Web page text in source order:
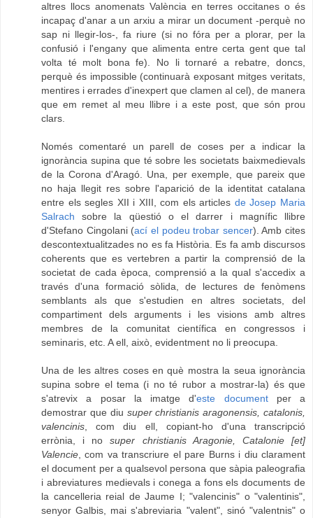
altres llocs anomenats València en terres occitanes o és
incapaç d'anar a un arxiu a mirar un document -perquè no
sap ni llegir-los-, fa riure (si no fóra per a plorar, per la
confusió i l'engany que alimenta entre certa gent que tal
volta té molt bona fe). No li tornaré a rebatre, doncs,
perquè és impossible (continuarà exposant mitges veritats,
mentires i errades d'inexpert que clamen al cel), de manera
que em remet al meu llibre i a este post, que són prou
clars.
Només comentaré un parell de coses per a indicar la
ignorància supina que té sobre les societats baixmedievals
de la Corona d'Aragó. Una, per exemple, que pareix que
no haja llegit res sobre l'aparició de la identitat catalana
entre els segles XII i XIII, com els articles de Josep Maria
Salrach sobre la qüestió o el darrer i magnífic llibre
d'Stefano Cingolani (ací el podeu trobar sencer). Amb cites
descontextualitzades no es fa Història. Es fa amb discursos
coherents que es vertebren a partir la comprensió de la
societat de cada època, comprensió a la qual s'accedix a
través d'una formació sòlida, de lectures de fenòmens
semblants als que s'estudien en altres societats, del
compartiment dels arguments i les visions amb altres
membres de la comunitat científica en congressos i
seminaris, etc. A ell, això, evidentment no li preocupa.
Una de les altres coses en què mostra la seua ignorància
supina sobre el tema (i no té rubor a mostrar-la) és que
s'atrevix a posar la imatge d'este documentper a
demostrar que diu super christianis aragonensis, catalonis,
valencinis, com diu ell, copiant-ho d'una transcripció
errònia, i nosuper christianis Aragonie, Catalonie [et]
Valencie, com va transcriure el pare Burns i diu clarament
el document per a qualsevol persona que sàpia paleografia
i abreviatures medievals i conega a fons els documents de
la cancelleria reial de Jaume I; "valencinis" o "valentinis",
senyor Galbis, mai s'abreviaria "valent", sinó "valentnis" o